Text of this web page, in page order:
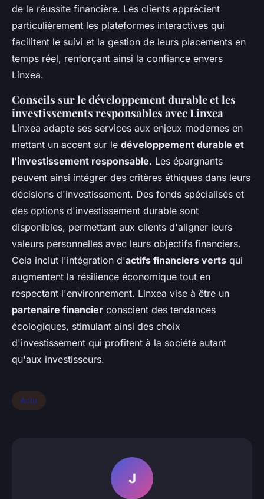
de la réussite financière. Les clients apprécient
particulièrement les plateformes interactives qui
facilitent le suivi et la gestion de leurs placements en
temps réel, renforçant ainsi la confiance envers
Linxea.
Conseils sur le développement durable et les
investissements responsables avec Linxea
Linxea adapte ses services aux enjeux modernes en
mettant un accent sur le développement durable et
l'investissement responsable. Les épargnants
peuvent ainsi intégrer des critères éthiques dans leurs
décisions d'investissement. Des fonds spécialisés et
des options d'investissement durable sont
disponibles, permettant aux clients d'aligner leurs
valeurs personnelles avec leurs objectifs financiers.
Cela inclut l'intégration d'actifs financiers verts qui
augmentent la résilience économique tout en
respectant l'environnement. Linxea vise à être un
partenaire financier conscient des tendances
écologiques, stimulant ainsi des choix
d'investissement qui profitent à la société autant
qu'aux investisseurs.
Actu
J